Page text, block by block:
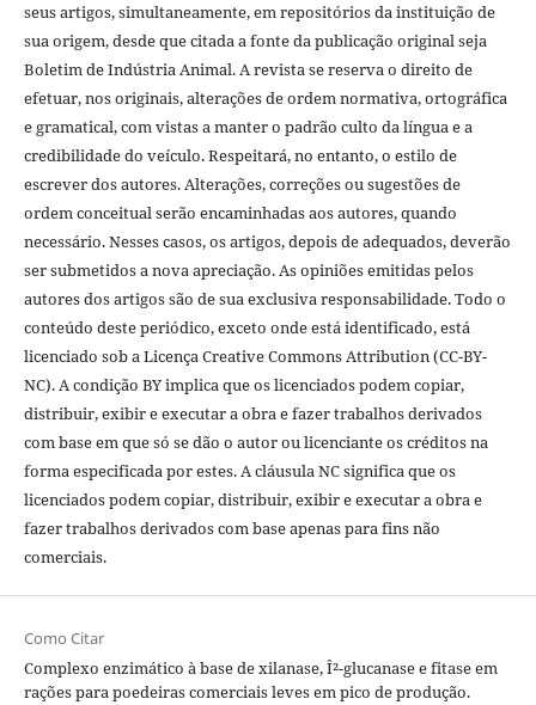
seus artigos, simultaneamente, em repositórios da instituição de
sua origem, desde que citada a fonte da publicação original seja
Boletim de Indústria Animal. A revista se reserva o direito de
efetuar, nos originais, alterações de ordem normativa, ortográfica
e gramatical, com vistas a manter o padrão culto da língua e a
credibilidade do veículo. Respeitará, no entanto, o estilo de
escrever dos autores. Alterações, correções ou sugestões de
ordem conceitual serão encaminhadas aos autores, quando
necessário. Nesses casos, os artigos, depois de adequados, deverão
ser submetidos a nova apreciação. As opiniões emitidas pelos
autores dos artigos são de sua exclusiva responsabilidade. Todo o
conteúdo deste periódico, exceto onde está identificado, está
licenciado sob a Licença Creative Commons Attribution (CC-BY-
NC). A condição BY implica que os licenciados podem copiar,
distribuir, exibir e executar a obra e fazer trabalhos derivados
com base em que só se dão o autor ou licenciante os créditos na
forma especificada por estes. A cláusula NC significa que os
licenciados podem copiar, distribuir, exibir e executar a obra e
fazer trabalhos derivados com base apenas para fins não
comerciais.
Como Citar
Complexo enzimático à base de xilanase, Î²-glucanase e fitase em
rações para poedeiras comerciais leves em pico de produção.